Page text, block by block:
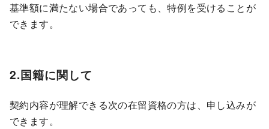
基準額に満たない場合であっても、特例を受けることが
できます。
2.国籍に関して
契約内容が理解できる次の在留資格の方は、申し込みが
できます。